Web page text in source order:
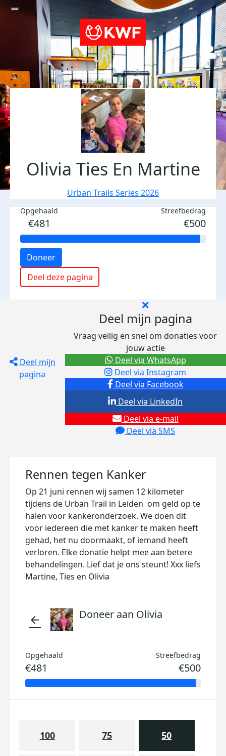
Olivia Ties En Martine
Urban Trails Series 2026
Opgehaald
€481
Streefbedrag
€500
Doneer
Deel deze pagina
Deel mijn
pagina
Deel mijn pagina
Vraag veilig en snel om donaties voor
jouw actie
Deel via Facebook
Deel via Instagram
Deel via e-mail
Deel via SMS
Deel via LinkedIn
Deel via WhatsApp
Rennen tegen Kanker
Op 21 juni rennen wij samen 12 kilometer
tijdens de Urban Trail in Leiden om geld op te
halen voor kankeronderzoek. We doen dit
voor iedereen die met kanker te maken heeft
gehad, het nu doormaakt, of iemand heeft
verloren. Elke donatie helpt mee aan betere
behandelingen. Lief dat je ons steunt! Xxx liefs
Martine, Ties en Olivia
arrow_back Doneer aan Olivia
Opgehaald
€481
Streefbedrag
€500
100 75 50